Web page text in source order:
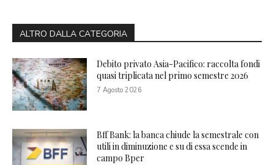
ALTRO DALLA CATEGORIA
Debito privato Asia-Pacifico: raccolta fondi
quasi triplicata nel primo semestre 2026
7 Agosto 2026
Bff Bank: la banca chiude la semestrale con
utili in diminuzione e su di essa scende in
campo Bper